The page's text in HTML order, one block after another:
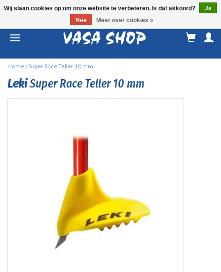
Home/Super Race Teller 10 mm
LekiSuper Race Teller 10 mm
Wij slaan cookies op om onze website te verbeteren. Is dat akkoord?
Ja
Nee
Meer over cookies »